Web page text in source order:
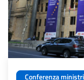
Conferenza